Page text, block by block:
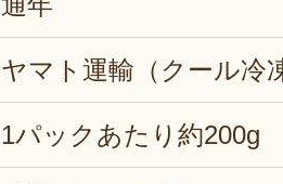
ヤマト運輸（クール冷
1パックあたり約200g